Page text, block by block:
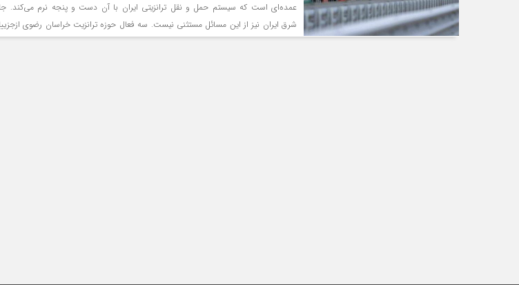
عمده‌ای است که سیستم حمل و نقل ترانزیتی ایران با آن دست و پنجه نرم می‌کند.
شرق ایران نیز از این مسائل مستثنی نیست. سه فعال حوزه ترانزیت خراسان رضوی
گویند.